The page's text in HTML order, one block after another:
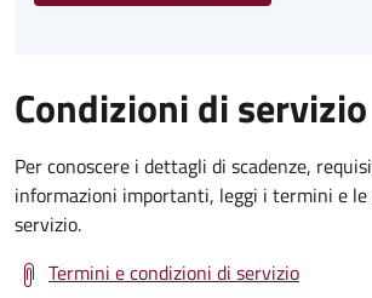
Condizioni di servizio
Per conoscere i dettagli di scadenze,
informazioni importanti, leggi i termini e le
servizio.
Termini e condizioni di servizio